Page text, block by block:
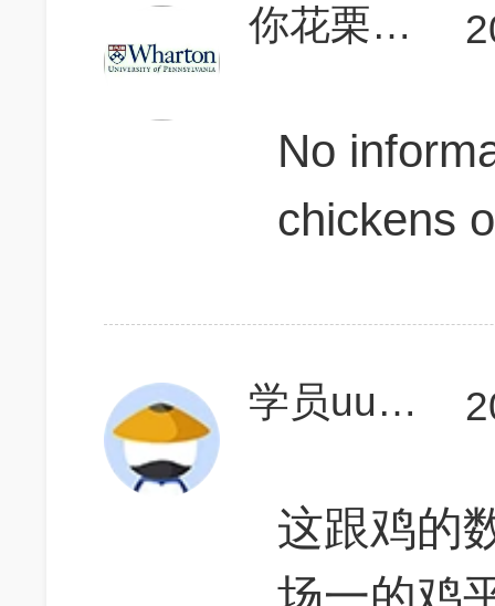
你花栗鼠爸
No
chickens
学员uu4SI9
这跟鸡的